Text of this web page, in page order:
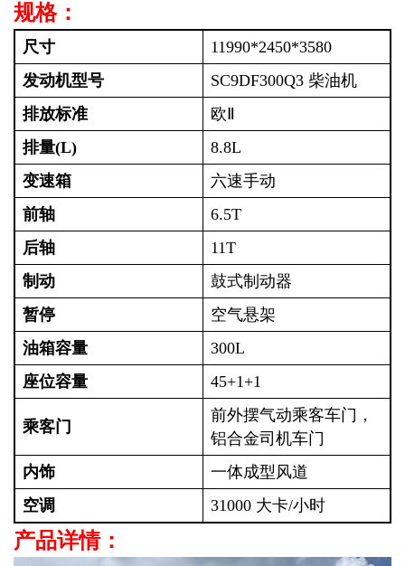
规格：
尺寸
11990*2450*3580
发动机型号
SC9DF300Q3 柴油机
排放标准
欧Ⅱ
排量(L)
8.8L
变速箱
六速手动
前轴
6.5T
后轴
11T
制动
鼓式制动器
暂停
空气悬架
油箱容量
300L
座位容量
45+1+1
乘客门
前外摆气动乘客车门，
铝合金司机车门
内饰
一体成型风道
空调
31000 大卡/小时
产品详情：